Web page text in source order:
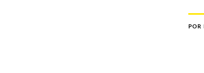
POR